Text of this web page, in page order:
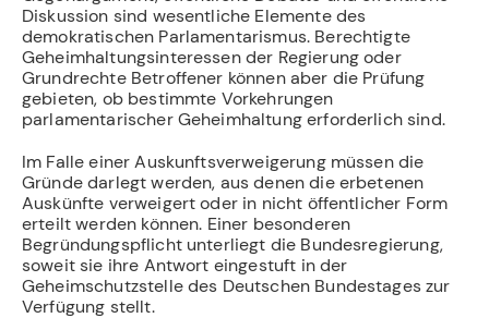
Diskussion sind wesentliche Elemente des
demokratischen Parlamentarismus. Berechtigte
Geheimhaltungsinteressen der Regierung oder
Grundrechte Betroffener können aber die Prüfung
gebieten, ob bestimmte Vorkehrungen
parlamentarischer Geheimhaltung erforderlich sind.
Im Falle einer Auskunftsverweigerung müssen die
Gründe darlegt werden, aus denen die erbetenen
Auskünfte verweigert oder in nicht öffentlicher Form
erteilt werden können. Einer besonderen
Begründungspflicht unterliegt die Bundesregierung,
soweit sie ihre Antwort eingestuft in der
Geheimschutzstelle des Deutschen Bundestages zur
Verfügung stellt.